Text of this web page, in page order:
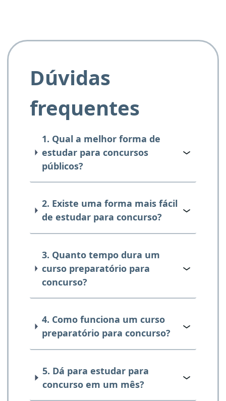
Dúvidas
frequentes
1. Qual a melhor forma de
estudar para concursos
públicos?
2. Existe uma forma mais fácil
de estudar para concurso?
3. Quanto tempo dura um
curso preparatório para
concurso?
4. Como funciona um curso
preparatório para concurso?
5. Dá para estudar para
concurso em um mês?